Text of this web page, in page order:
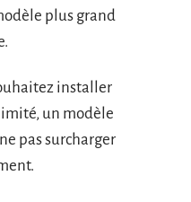
plus grand
installer
un modèle
pas surcharger